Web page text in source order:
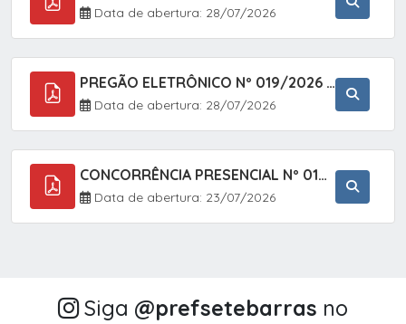
Data de abertura: 28/07/2026
PREGÃO ELETRÔNICO Nº 019/2026 - CONTRATAÇÃO DE EMPRESA ESPECIALIZADA PARA A PRESTAÇÃO DE SERVIÇOS VETERINÁRIOS CLÍNICOS E CIRÚRGICOS, COM FOCO EM AÇÕES DE SAÚDE PÚBLICA, BEM-ESTAR ANIMAL E CONTROLE POPULACIONAL ÉTICO DE CÃES E GATOS, EM ATENDIMENTO À
Data de abertura: 28/07/2026
CONCORRÊNCIA PRESENCIAL Nº 018/2026 - PAVIMENTAÇÃO ASFÁLTICA NO BAIRRO VOTUPOCA ? ESTRADA DA RAPOSA, NO MUNICÍPIO DE SETE BARRAS/SP
Data de abertura: 23/07/2026
Siga @‌prefsetebarras no